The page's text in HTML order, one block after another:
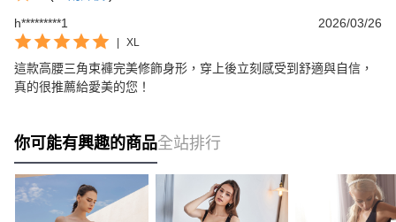
h*********1
2026/03/26
| XL
這款高腰三角束褲完美修飾身形，穿上後立刻感受到舒適與自信，
真的很推薦給愛美的您！
你可能有興趣的商品全站排行